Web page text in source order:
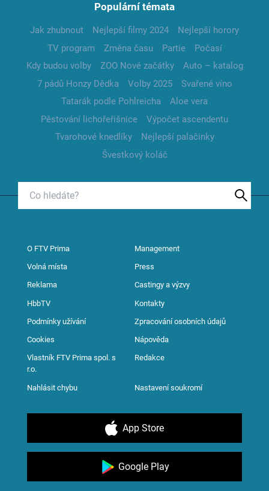
Populární témata
Jak zhubnout Nejlepší filmy 2024
Nejlepší horory
TV program
Změna času Partie
Počasí
Kdy budou volby
ZOO Nové začátky
Auto – katalog
7 pádů Honzy Dědka
Volby 2025
Svařené víno
Tatarák podle Pohlreicha
Aloe vera
Pěstování lichořeřišnice
Výpočet ascendentu
Tvarohové knedlíky
Nejlepší palačinky
Švestkový koláč
O FTV Prima Management
Volná místa Press
Reklama Castingy a výzvy
HbbTV Kontakty
Podmínky užívání Zpracování osobních údajů
Cookies Nápověda
Vlastník FTV Prima spol. s
r.o.
Redakce
Nahlásit chybu Nastavení soukromí
App Store
Google Play